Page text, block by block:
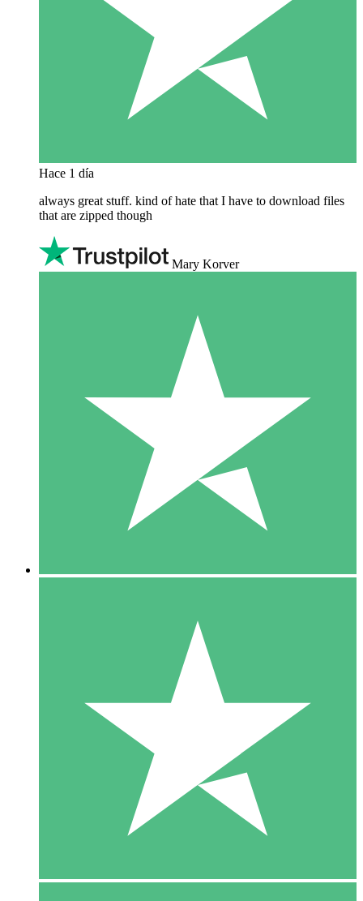
Hace 1 día
always great stuff. kind of hate that I have to download files
that are zipped though
Mary Korver